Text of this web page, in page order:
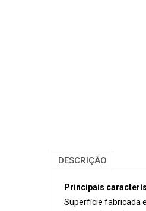
DESCRIÇÃO
Principais
Superfície fabricada